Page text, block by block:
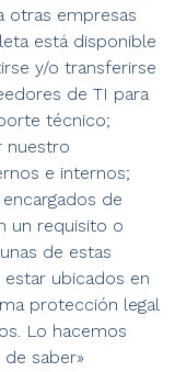
otras empresas
está disponible
y/o transferirse
de TI para
técnico;
nuestro
e internos;
de
un requisito o
de estas
ubicados en
protección legal
Lo hacemos
saber»